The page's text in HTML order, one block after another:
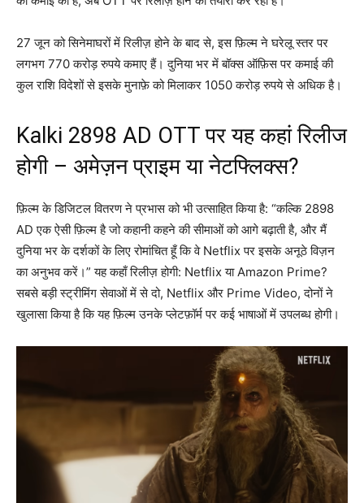
27 जून को सिनेमाघरों में रिलीज़ होने के बाद से, इस फ़िल्म ने घरेलू स्तर पर
लगभग 770 करोड़ रुपये कमाए हैं। दुनिया भर में बॉक्स ऑफ़िस पर कमाई की
कुल राशि विदेशों से इसके मुनाफ़े को मिलाकर 1050 करोड़ रुपये से अधिक है।
Kalki 2898 AD OTT पर यह कहां रिलीज
होगी – अमेज़न प्राइम या नेटफ्लिक्स?
फ़िल्म के डिजिटल वितरण ने प्रभास को भी उत्साहित किया है: “कल्कि 2898
AD एक ऐसी फ़िल्म है जो कहानी कहने की सीमाओं को आगे बढ़ाती है, और मैं
दुनिया भर के दर्शकों के लिए रोमांचित हूँ कि वे Netflix पर इसके अनूठे विज़न
का अनुभव करें।” यह कहाँ रिलीज़ होगी: Netflix या Amazon Prime?
सबसे बड़ी स्ट्रीमिंग सेवाओं में से दो, Netflix और Prime Video, दोनों ने
खुलासा किया है कि यह फ़िल्म उनके प्लेटफ़ॉर्म पर कई भाषाओं में उपलब्ध होगी।